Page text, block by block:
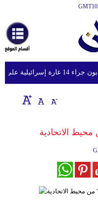
أخبارعاجلة
رياضة
ثقافة
إقتصاد
وموسيقى
شرق وجنوب لبنان
الاتحادية